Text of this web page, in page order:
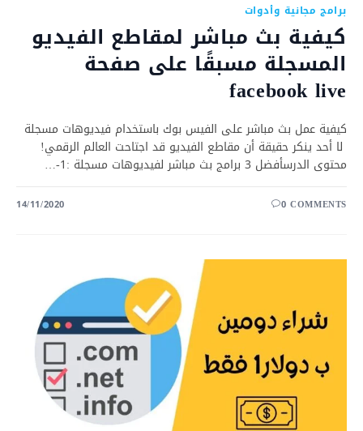
برامج مجانية وأدوات
كيفية بث مباشر لمقاطع الفيديو
المسجلة مسبقًا على صفحة
facebook live
كيفية عمل بث مباشر على الفيس بوك باستخدام فيديوهات مسجلة
لا أحد ينكر حقيقة أن مقاطع الفيديو قد اجتاحت العالم الرقمي!
محتوى الدرسأفضل 3 برامج بث مباشر لفيديوهات مسجلة :1-…
0 COMMENTS
14/11/2020